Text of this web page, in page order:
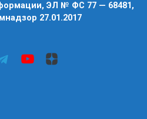
ЭЛ № ФС 77 — 68481,
27.01.2017